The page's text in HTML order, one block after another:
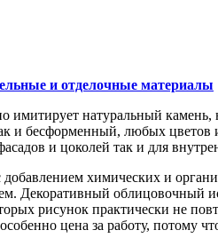
и отделочные материалы
натуральный камень,
и бесформенный, любых
и цоколей так и для
добавлением химических и
Декоративный
рисунок практически не
цена за работу, потому